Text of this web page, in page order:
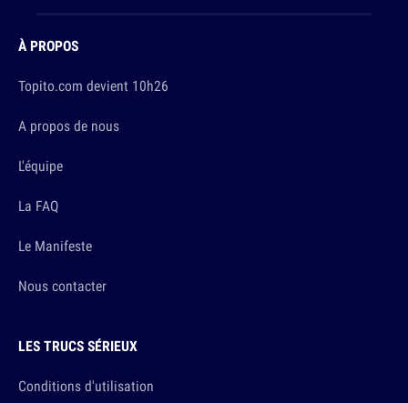
À PROPOS
Topito.com devient 10h26
A propos de nous
L'équipe
La FAQ
Le Manifeste
Nous contacter
LES TRUCS SÉRIEUX
Conditions d'utilisation